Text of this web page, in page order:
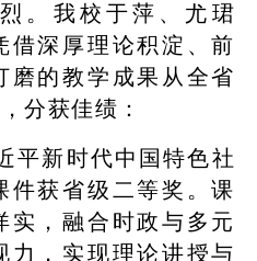
。我校于萍、尤珺
借深厚理论积淀、前
磨的教学成果从全省
分获佳绩：
平新时代中国特色社
件获省级二等奖。课
实，融合时政与多元
力，实现理论讲授与